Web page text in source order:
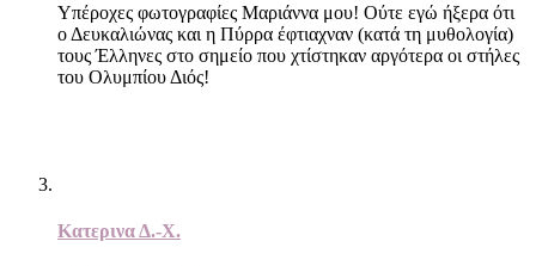
Υπέροχες φωτογραφίες Μαριάννα μου! Ούτε εγώ ήξερα ότι
ο Δευκαλιώνας και η Πύρρα έφτιαχναν (κατά τη μυθολογία)
τους Έλληνες στο σημείο που χτίστηκαν αργότερα οι στήλες
του Ολυμπίου Διός!
Κατερινα Δ.-Χ.